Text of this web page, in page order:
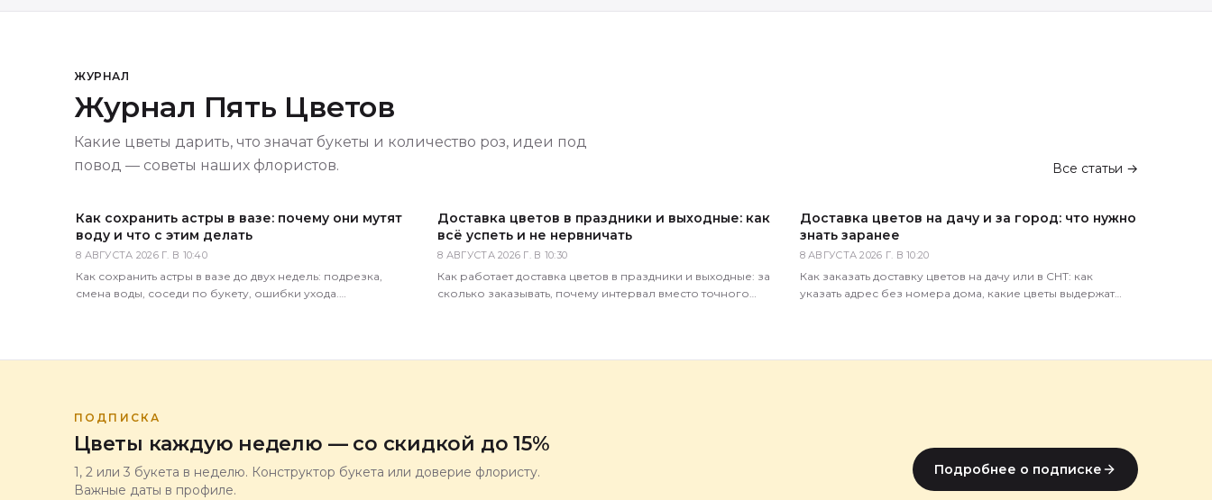
ЖУРНАЛ
Журнал Пять Цветов
Какие цветы дарить, что значат букеты и количество роз, идеи под
повод — советы наших флористов.
Все статьи →
Как сохранить астры в вазе: почему они мутят
воду и что с этим делать
8 АВГУСТА 2026 Г. В 10:40
Как сохранить астры в вазе до двух недель: подрезка,
смена воды, соседи по букету, ошибки ухода.
Доставка цветов в праздники и выходные: как
всё успеть и не нервничать
8 АВГУСТА 2026 Г. В 10:30
Как работает доставка цветов в праздники и выходные: за
сколько заказывать, почему интервал вместо точного
Доставка цветов на дачу и за город: что нужно
знать заранее
8 АВГУСТА 2026 Г. В 10:20
Как заказать доставку цветов на дачу или в СНТ: как
указать адрес без номера дома, какие цветы выдержат
ПОДПИСКА
Цветы каждую неделю — со скидкой до 15%
1, 2 или 3 букета в неделю. Конструктор букета или доверие флористу.
Важные даты в профиле.
Подробнее о подписке